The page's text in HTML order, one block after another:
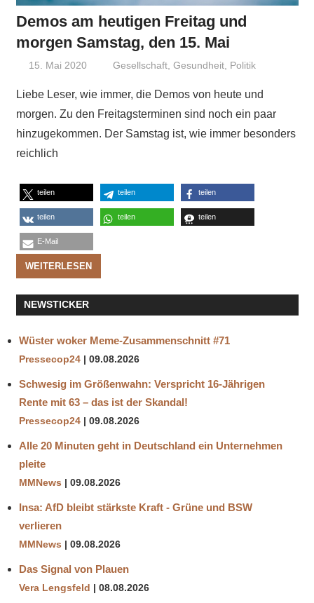
Demos am heutigen Freitag und
morgen Samstag, den 15. Mai
15. Mai 2020 Niki Vogt
Gesellschaft,Gesundheit, Politik
Liebe Leser, wie immer, die Demos von heute und
morgen. Zu den Freitagsterminen sind noch ein paar
hinzugekommen. Der Samstag ist, wie immer besonders
reichlich
teilen teilen teilen
teilen teilen teilen
E-Mail
WEITERLESEN
NEWSTICKER
Wüster woker Meme-Zusammenschnitt #71
Pressecop24 09.08.2026
Schwesig im Größenwahn: Verspricht 16-Jährigen
Rente mit 63 – das ist der Skandal!
Pressecop24 09.08.2026
Alle 20 Minuten geht in Deutschland ein Unternehmen
pleite
MMNews 09.08.2026
Insa: AfD bleibt stärkste Kraft - Grüne und BSW
verlieren
MMNews 09.08.2026
Das Signal von Plauen
Vera Lengsfeld 08.08.2026